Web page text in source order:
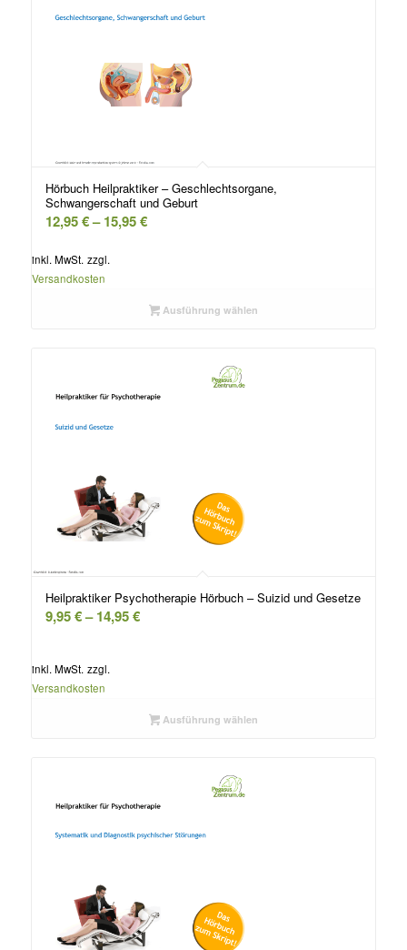
Hörbuch Heilpraktiker – Geschlechtsorgane,
Schwangerschaft und Geburt
12,95€–15,95€
inkl. MwSt. zzgl.
Versandkosten
Ausführung wählen
Heilpraktiker Psychotherapie Hörbuch – Suizid und Gesetze
9,95€–14,95€
inkl. MwSt. zzgl.
Versandkosten
Ausführung wählen